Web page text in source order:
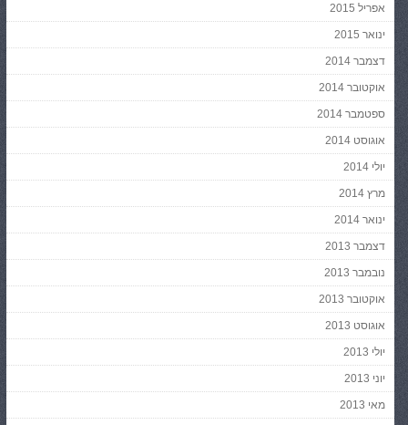
אפריל 2015
ינואר 2015
דצמבר 2014
אוקטובר 2014
ספטמבר 2014
אוגוסט 2014
יולי 2014
מרץ 2014
ינואר 2014
דצמבר 2013
נובמבר 2013
אוקטובר 2013
אוגוסט 2013
יולי 2013
יוני 2013
מאי 2013